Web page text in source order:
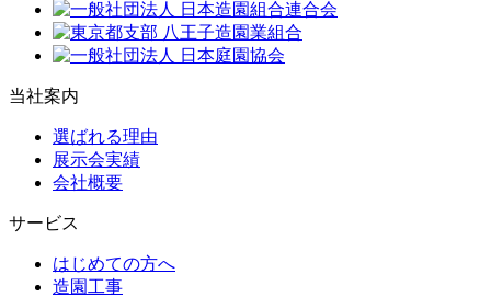
当社案内
選ばれる理由
展示会実績
会社概要
サービス
はじめての方へ
造園工事